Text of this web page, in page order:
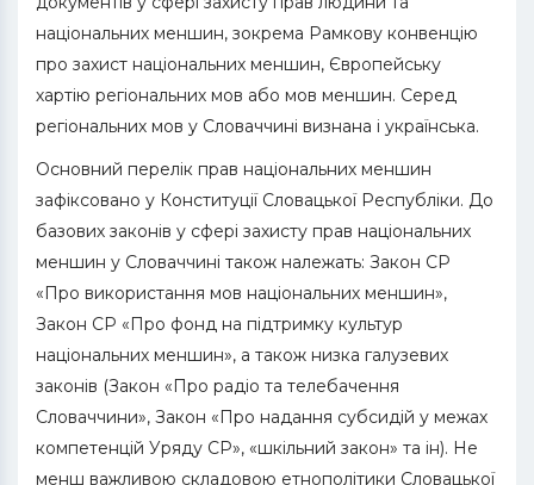
національних меншин, зокрема Рамкову конвенцію
про захист національних меншин, Європейську
хартію регіональних мов або мов меншин. Серед
регіональних мов у Словаччині визнана і українська.
Основний перелік прав національних меншин
зафіксовано у Конституції Словацької Республіки. До
базових законів у сфері захисту прав національних
меншин у Словаччині також належать: Закон СР
«Про використання мов національних меншин»,
Закон СР «Про фонд на підтримку культур
національних меншин», а також низка галузевих
законів (Закон «Про радіо та телебачення
Словаччини», Закон «Про надання субсидій у межах
компетенцій Уряду СР», «шкільний закон» та ін). Не
менш важливою складовою етнополітики Словацької